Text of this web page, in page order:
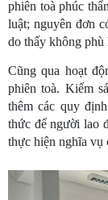
phiên toà phúc
luật; nguyên đơn
do thấy không phù
Cũng qua hoạt
phiên toà. Kiểm
thêm các quy
thức để người lao
thực hiện nghĩa vụ